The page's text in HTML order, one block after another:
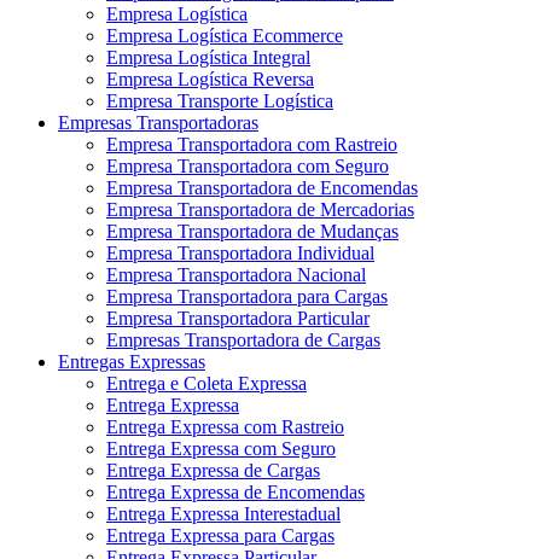
Empresa Logística
Empresa Logística Ecommerce
Empresa Logística Integral
Empresa Logística Reversa
Empresa Transporte Logística
Empresas Transportadoras
Empresa Transportadora com Rastreio
Empresa Transportadora com Seguro
Empresa Transportadora de Encomendas
Empresa Transportadora de Mercadorias
Empresa Transportadora de Mudanças
Empresa Transportadora Individual
Empresa Transportadora Nacional
Empresa Transportadora para Cargas
Empresa Transportadora Particular
Empresas Transportadora de Cargas
Entregas Expressas
Entrega e Coleta Expressa
Entrega Expressa
Entrega Expressa com Rastreio
Entrega Expressa com Seguro
Entrega Expressa de Cargas
Entrega Expressa de Encomendas
Entrega Expressa Interestadual
Entrega Expressa para Cargas